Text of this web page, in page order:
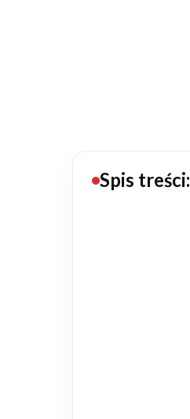
Rezydencje
Spis treści: